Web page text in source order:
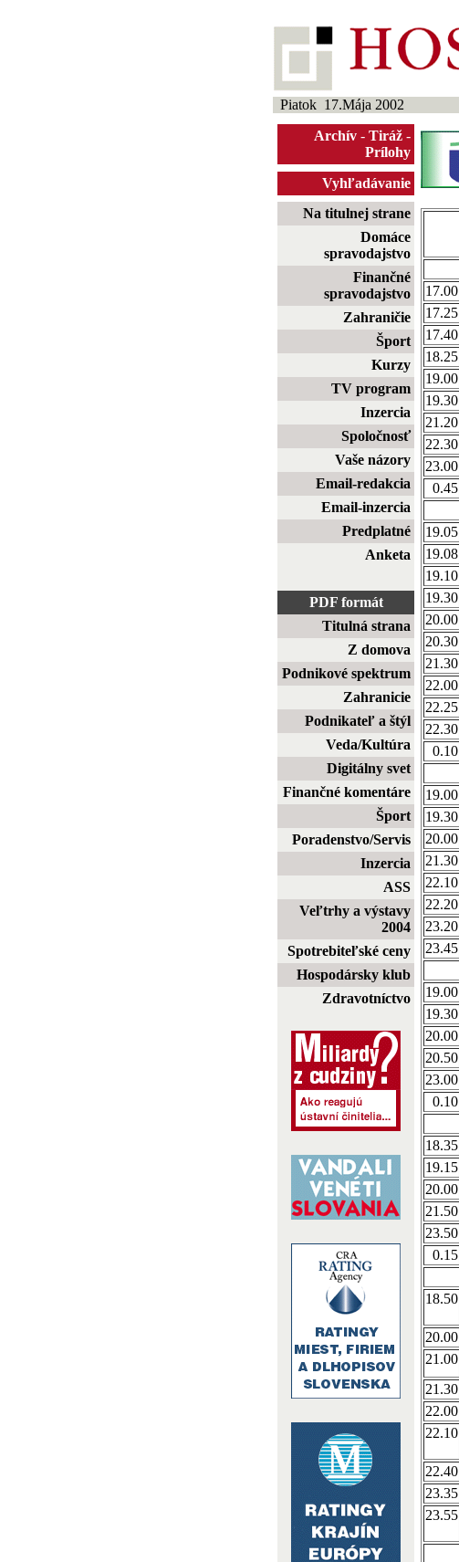
Piatok 17.Mája 2002
Archív - Tiráž -
Prílohy
Vyhľadávanie
Na titulnej strane
Domáce
spravodajstvo
Finančné
spravodajstvo
Zahraničie
Šport
Kurzy
TV program
Inzercia
Spoločnosť
Vaše názory
Email-redakcia
Email-inzercia
Predplatné
Anketa
PDF formát
Titulná strana
Z domova
Podnikové spektrum
Zahranicie
Podnikateľ a štýl
Veda/Kultúra
Digitálny svet
Finančné komentáre
Šport
Poradenstvo/Servis
Inzercia
ASS
Veľtrhy a výstavy
2004
Spotrebiteľské ceny
Hospodársky klub
Zdravotníctvo
17.00
17.25
17.40
18.25
19.00
19.30
21.20
22.30
23.00
0.45
19.05
19.08
19.10
19.30
20.00
20.30
21.30
22.00
22.25
22.30
0.10
19.00
19.30
20.00
21.30
22.10
22.20
23.20
23.45
19.00
19.30
20.00
20.50
23.00
0.10
18.35
19.15
20.00
21.50
23.50
0.15
18.50
20.00
21.00
21.30
22.00
22.10
22.40
23.35
23.55